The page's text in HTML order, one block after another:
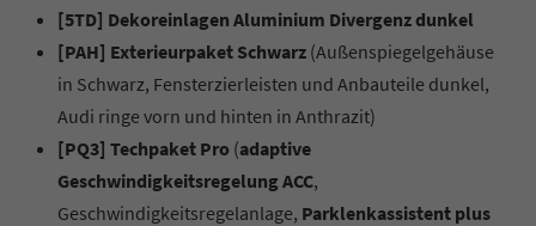
[5TD] Dekoreinlagen Aluminium Divergenz dunkel
[PAH] Exterieurpaket Schwarz (Außenspiegelgehäuse
in Schwarz, Fensterzierleisten und Anbauteile dunkel,
Audi ringe vorn und hinten in Anthrazit)
[PQ3] Techpaket Pro (adaptive
Geschwindigkeitsregelung ACC,
Geschwindigkeitsregelanlage, Parklenkassistent plus